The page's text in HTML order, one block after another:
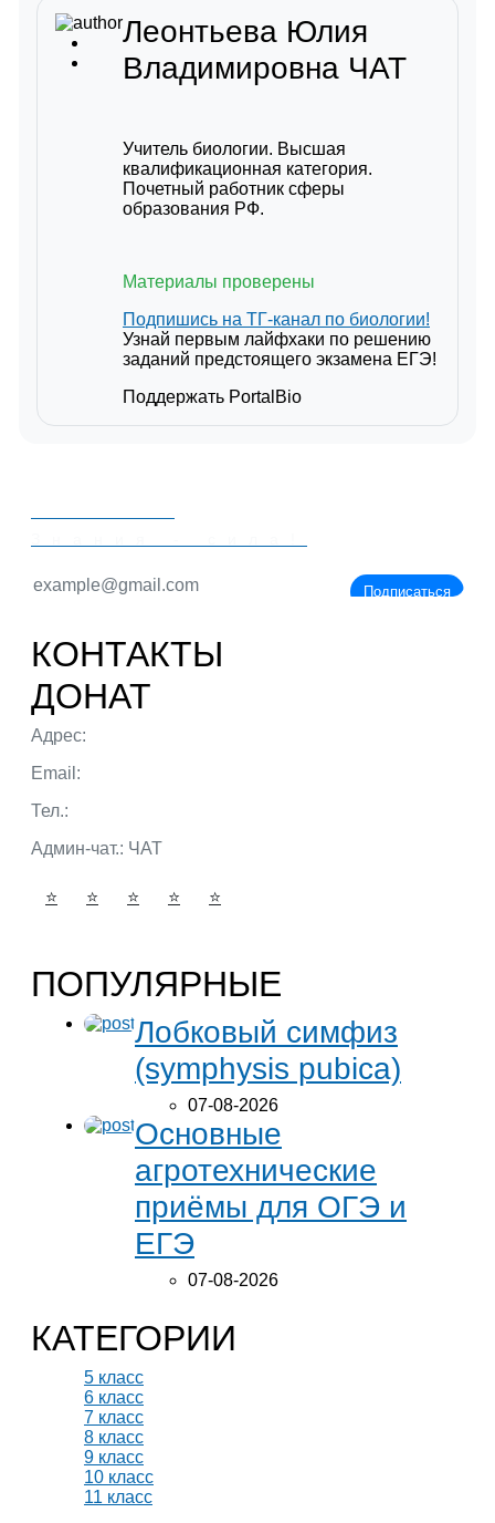
Леонтьева Юлия
Владимировна ЧАТ
Учитель биологии. Высшая
квалификационная категория.
Почетный работник сферы
образования РФ.
Материалы проверены
Подпишись на ТГ-канал по биологии!
Узнай первым лайфхаки по решению
заданий предстоящего экзамена ЕГЭ!
Поддержать PortalBio
Подписаться
КОНТАКТЫ
ДОНАТ
Адрес:
Email:
Тел.:
Админ-чат.: ЧАТ
⭐ ⭐ ⭐ ⭐ ⭐
ПОПУЛЯРНЫЕ
Лобковый симфиз
(symphysis pubica)
07-08-2026
Основные
агротехнические
приёмы для ОГЭ и
ЕГЭ
07-08-2026
КАТЕГОРИИ
5 класс
6 класс
7 класс
8 класс
9 класс
10 класс
11 класс